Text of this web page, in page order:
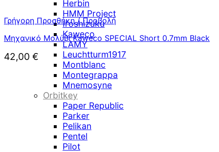
Herbin
HMM Project
Iroshizuku
Kaweco
LAMY
Leuchtturm1917
Montblanc
Montegrappa
Mnemosyne
Orbitkey
Paper Republic
Parker
Pelikan
Pentel
Pilot
Γρήγορη Προσθήκη / Προβολή
Μηχανικό Μολύβι Kaweco SPECIAL Short 0.7mm Black
42,00 €